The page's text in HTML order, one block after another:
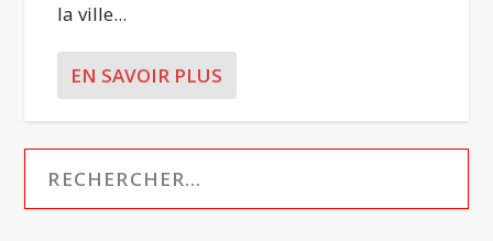
la ville...
EN SAVOIR PLUS